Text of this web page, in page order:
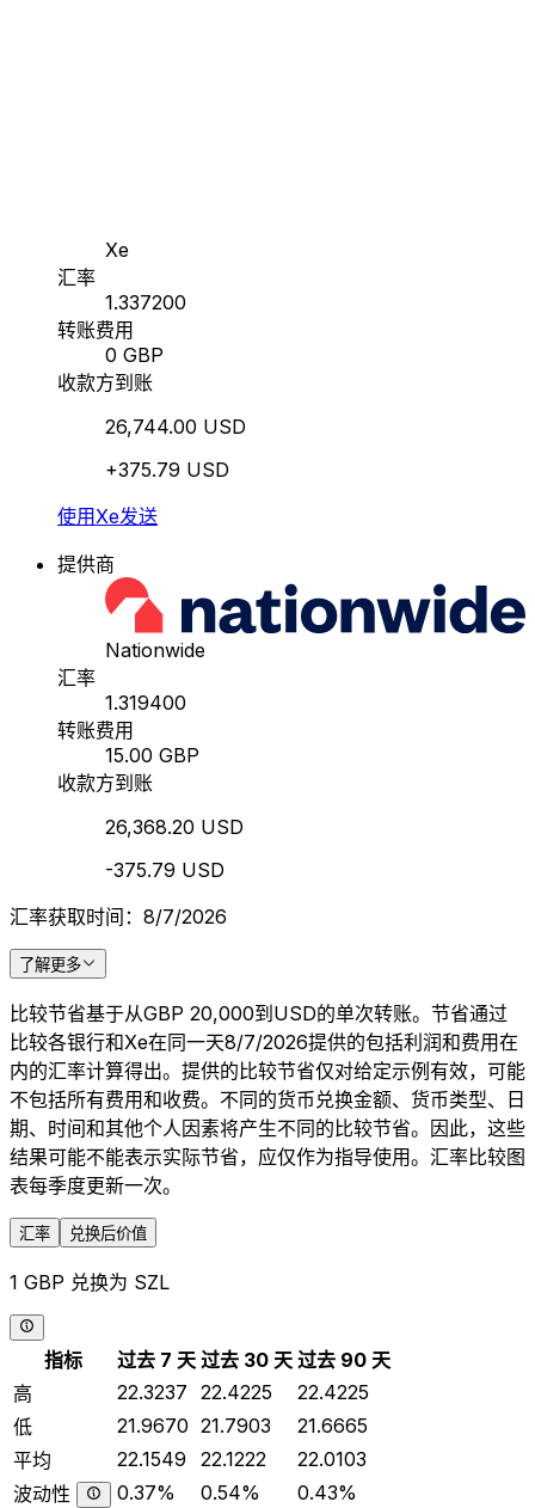
Xe
汇率
1.337200
转账费用
0 GBP
收款方到账
26,744.00 USD
+375.79 USD
使用Xe发送
提供商
Nationwide
汇率
1.319400
转账费用
15.00 GBP
收款方到账
26,368.20 USD
-375.79 USD
汇率获取时间：8/7/2026
了解更多
比较节省基于从GBP 20,000到USD的单次转账。节省通过
比较各银行和Xe在同一天8/7/2026提供的包括利润和费用在
内的汇率计算得出。提供的比较节省仅对给定示例有效，可能
不包括所有费用和收费。不同的货币兑换金额、货币类型、日
期、时间和其他个人因素将产生不同的比较节省。因此，这些
结果可能不能表示实际节省，应仅作为指导使用。汇率比较图
表每季度更新一次。
汇率 兑换后价值
1 GBP 兑换为 SZL
指标 过去 7 天 过去 30 天 过去 90 天
高
22.3237 22.4225
22.4225
低
21.9670 21.7903
21.6665
平均
22.1549 22.1222
22.0103
波动性
0.37% 0.54% 0.43%